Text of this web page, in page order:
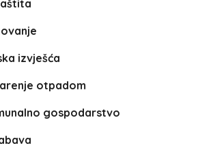
izvješća
otpadom
gospodarstvo